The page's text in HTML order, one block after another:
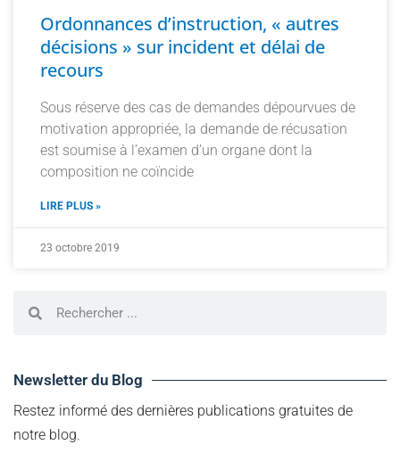
Ordonnances d’instruction, « autres
décisions » sur incident et délai de
recours
Sous réserve des cas de demandes dépourvues de
motivation appropriée, la demande de récusation
est soumise à l’examen d’un organe dont la
composition ne coïncide
LIRE PLUS »
23 octobre 2019
Newsletter du Blog
Restez informé des dernières publications gratuites de
notre blog.